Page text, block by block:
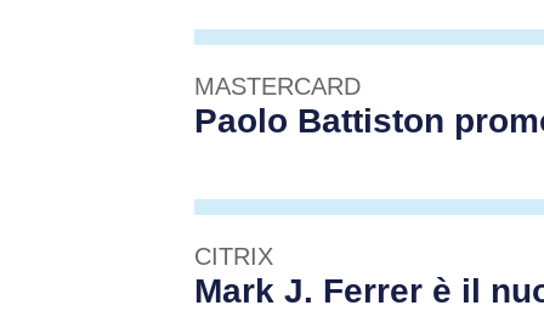
MASTERCARD
Paolo Battiston
CITRIX
Mark J. Ferrer è il